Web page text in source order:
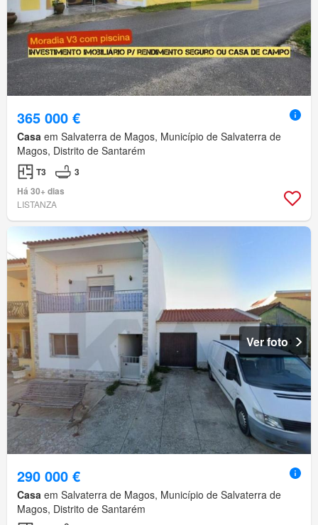
365 000 €
Casa em Salvaterra de Magos, Município de Salvaterra de
Magos, Distrito de Santarém
T3
3
Há 30+ dias
LISTANZA
Ver foto
290 000 €
Casa em Salvaterra de Magos, Município de Salvaterra de
Magos, Distrito de Santarém